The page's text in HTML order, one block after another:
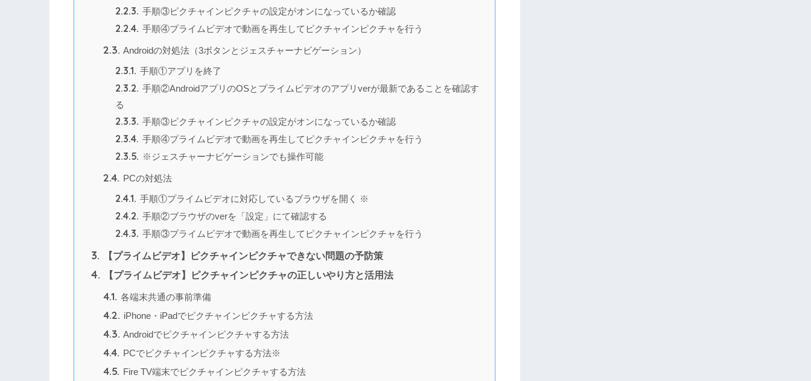
2.2.3. 手順③ピクチャインピクチャの設定がオンになっているか確認
2.2.4. 手順④プライムビデオで動画を再生してピクチャインピクチャを行う
2.3. Androidの対処法（3ボタンとジェスチャーナビゲーション）
2.3.1. 手順①アプリを終了
2.3.2. 手順②AndroidアプリのOSとプライムビデオのアプリverが最新であることを確認す
る
2.3.3. 手順③ピクチャインピクチャの設定がオンになっているか確認
2.3.4. 手順④プライムビデオで動画を再生してピクチャインピクチャを行う
2.3.5. ※ジェスチャーナビゲーションでも操作可能
2.4. PCの対処法
2.4.1. 手順①プライムビデオに対応しているブラウザを開く ※
2.4.2. 手順②ブラウザのverを「設定」にて確認する
2.4.3. 手順③プライムビデオで動画を再生してピクチャインピクチャを行う
3. 【プライムビデオ】ピクチャインピクチャできない問題の予防策
4. 【プライムビデオ】ピクチャインピクチャの正しいやり方と活用法
4.1. 各端末共通の事前準備
4.2. iPhone・iPadでピクチャインピクチャする方法
4.3. Androidでピクチャインピクチャする方法
4.4. PCでピクチャインピクチャする方法※
4.5. Fire TV端末でピクチャインピクチャする方法